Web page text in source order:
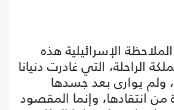
الإسرائيلية هذه
الراحلة، التي غادرت دنيانا
ولم يوارى بعد جسدها
من انتقادها، وإنما المقصود